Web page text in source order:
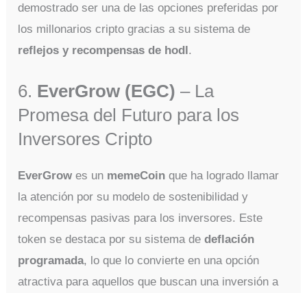
demostrado ser una de las opciones preferidas por
los millonarios cripto gracias a su sistema de
reflejos y recompensas de hodl.
6. EverGrow (EGC) – La
Promesa del Futuro para los
Inversores Cripto
EverGrow es un memeCoin que ha logrado llamar
la atención por su modelo de sostenibilidad y
recompensas pasivas para los inversores. Este
token se destaca por su sistema dedeflación
programada, lo que lo convierte en una opción
atractiva para aquellos que buscan una inversión a